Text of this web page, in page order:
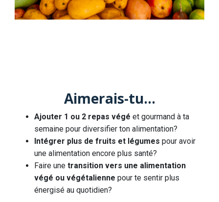
Aimerais-tu...
Ajouter 1 ou 2 repas végé et gourmand à ta
semaine pour diversifier ton alimentation?
Intégrer plus de fruits et légumes pour avoir
une alimentation encore plus santé?
Faire une transition vers une alimentation
végé ou végétalienne pour te sentir plus
énergisé au quotidien?